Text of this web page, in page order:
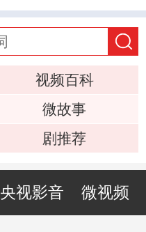
视频百科
微故事
剧推荐
央视影音 微视频